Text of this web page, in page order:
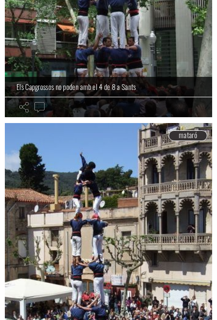
Els Capgrossos no poden amb el 4 de 8 a Sants
mataró